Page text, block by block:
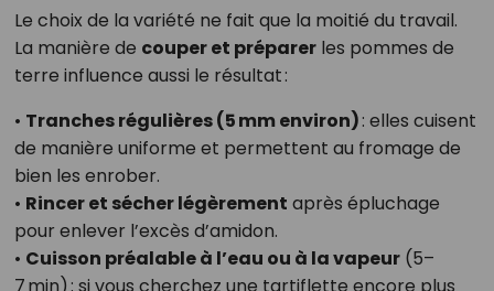
Le choix de la variété ne fait que la moitié du travail.
La manière de couper et préparerles pommes de
terre influence aussi le résultat :
• Tranches régulières (5 mm environ): elles cuisent
de manière uniforme et permettent au fromage de
bien les enrober.
• Rincer et sécher légèrement après épluchage
pour enlever l’excès d’amidon.
• Cuisson préalable à l’eau ou à la vapeur(5–